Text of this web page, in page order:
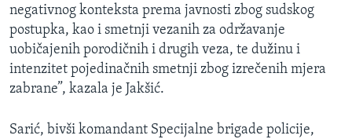
negativnog konteksta prema javnosti zbog sudskog
postupka, kao i smetnji vezanih za održavanje
uobičajenih porodičnih i drugih veza, te dužinu i
intenzitet pojedinačnih smetnji zbog izrečenih mjera
zabrane”, kazala je Jakšić.
Sarić, bivši komandant Specijalne brigade policije,